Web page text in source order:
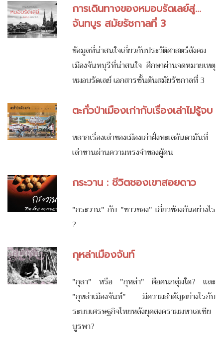
การเดินทางของหมอบรัดเลย์สู่...
จันทบูร สมัยรัชกาลที่ 3
ข้อมูลที่น่าสนใจเกี่ยวกับประวัติศาสตร์สังคม
เมืองจันทบุรีที่น่าสนใจ ศึกษาผ่านจดหมายเหตุ
หมอบรัดเลย์ เอกสารชั้นต้นสมัยรัชกาลที่ 3
ตะกั่วป่าเมืองเก่ากับเรื่องเล่าไม่รู้จบ
หลากเรื่องเล่าของเมืองเก่าฝั่งทะเลอันดามันที่
เล่าขานผ่านความทรงจำของผู้คน
กระวาน : ชีวิตชองเขาสอยดาว
"กระวาน" กับ "ชาวชอง" เกี่ยวข้องกันอย่างไร
?
กุหล่าเมืองจันท์
"กุลา" หรือ "กุหล่า" คือคนกลุ่มใด? และ
"กุหล่าเมืองจันท์" มีความสำคัญอย่างไรกับ
ระบบเศรษฐกิจไทยหลังยุคสงครามมหาเอเชีย
บูรพา?